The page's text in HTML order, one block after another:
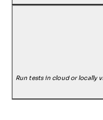
Run tests in cloud or locally